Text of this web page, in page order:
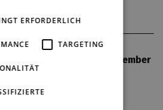
der Premiere am 27. September
Bühne.
ERFORDERLICH
TARGETING